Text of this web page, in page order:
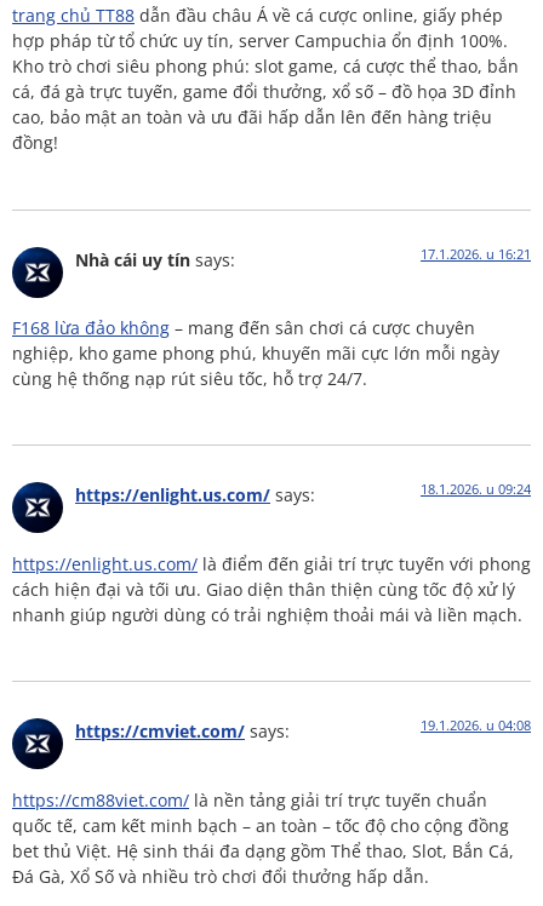
trang chủ TT88 dẫn đầu châu Á về cá cược online, giấy phép
hợp pháp từ tổ chức uy tín, server Campuchia ổn định 100%.
Kho trò chơi siêu phong phú: slot game, cá cược thể thao, bắn
cá, đá gà trực tuyến, game đổi thưởng, xổ số – đồ họa 3D đỉnh
cao, bảo mật an toàn và ưu đãi hấp dẫn lên đến hàng triệu
đồng!
Nhà cái uy tín says: 17.1.2026. u 16:21
F168 lừa đảo không – mang đến sân chơi cá cược chuyên
nghiệp, kho game phong phú, khuyến mãi cực lớn mỗi ngày
cùng hệ thống nạp rút siêu tốc, hỗ trợ 24/7.
https://enlight.us.com/ says: 18.1.2026. u 09:24
https://enlight.us.com/ là điểm đến giải trí trực tuyến với phong
cách hiện đại và tối ưu. Giao diện thân thiện cùng tốc độ xử lý
nhanh giúp người dùng có trải nghiệm thoải mái và liền mạch.
https://cmviet.com/ says: 19.1.2026. u 04:08
https://cm88viet.com/ là nền tảng giải trí trực tuyến chuẩn
quốc tế, cam kết minh bạch – an toàn – tốc độ cho cộng đồng
bet thủ Việt. Hệ sinh thái đa dạng gồm Thể thao, Slot, Bắn Cá,
Đá Gà, Xổ Số và nhiều trò chơi đổi thưởng hấp dẫn.